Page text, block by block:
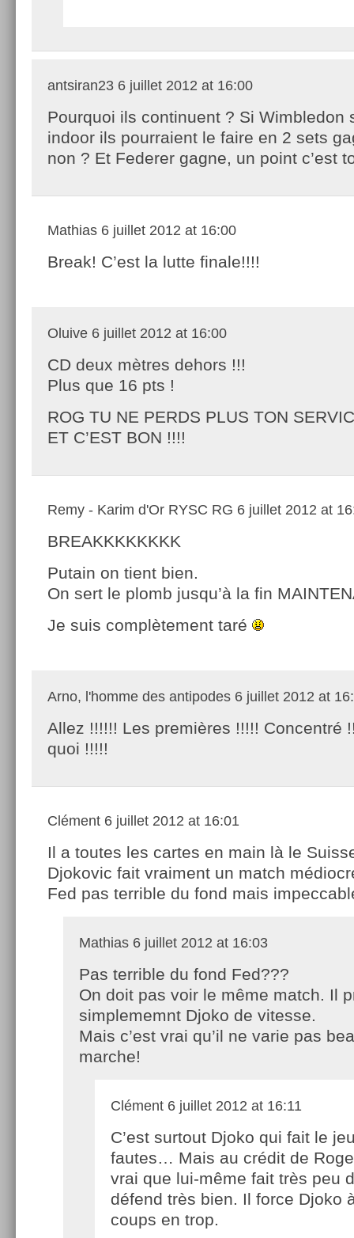
antsiran23 6 juillet 2012 at 16:00
Pourquoi ils continuent ? Si Wimbledon
indoor ils pourraient le faire en 2 sets
non ? Et Federer gagne, un point c’est
Mathias 6 juillet 2012 at 16:00
Break! C’est la lutte finale!!!!
Oluive 6 juillet 2012 at 16:00
CD deux mètres dehors !!!
Plus que 16 pts !
ROG TU NE PERDS PLUS TON
ET C’EST BON !!!!
Remy - Karim d'Or RYSC RG 6 juillet 2012 at
BREAKKKKKKKK
Putain on tient bien.
On sert le plomb jusqu’à la fin
Je suis complètement taré
Arno, l'homme des antipodes 6 juillet 2012 at
Allez !!!!!! Les premières !!!!! Concentré
quoi !!!!!
Clément 6 juillet 2012 at 16:01
Il a toutes les cartes en main là le
Djokovic fait vraiment un match
Fed pas terrible du fond mais
Mathias 6 juillet 2012 at 16:03
Pas terrible du fond Fed???
On doit pas voir le même match. Il
simplememnt Djoko de vitesse.
Mais c’est vrai qu’il ne varie pas
marche!
Clément 6 juillet 2012 at 16:11
C’est surtout Djoko qui fait le
fautes… Mais au crédit de
vrai que lui-même fait très peu
défend très bien. Il force Djoko
coups en trop.